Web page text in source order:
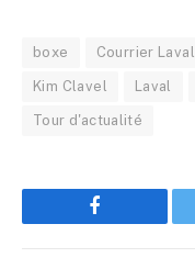
boxe Courrier Laval
Kim Clavel Laval
Tour d'actualité
Facebook